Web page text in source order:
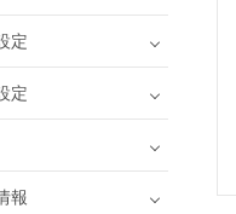
定
定
報